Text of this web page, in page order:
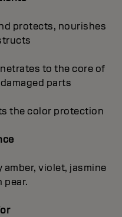
protects, nourishes
to the core of
parts
the color protection
amber, violet, jasmine
pear.